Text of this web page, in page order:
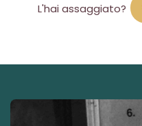
L'hai assaggiato?